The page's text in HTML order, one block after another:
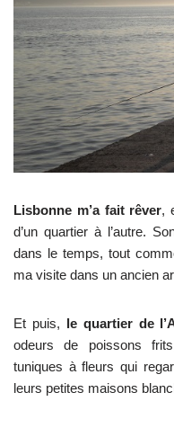
Lisbonne m’a fait rêver,
d’un quartier à l’autre.
dans le temps, tout
ma visite dans un ancien
Et puis, le quartier de
odeurs de poissons
tuniques à fleurs qui
leurs petites maisons